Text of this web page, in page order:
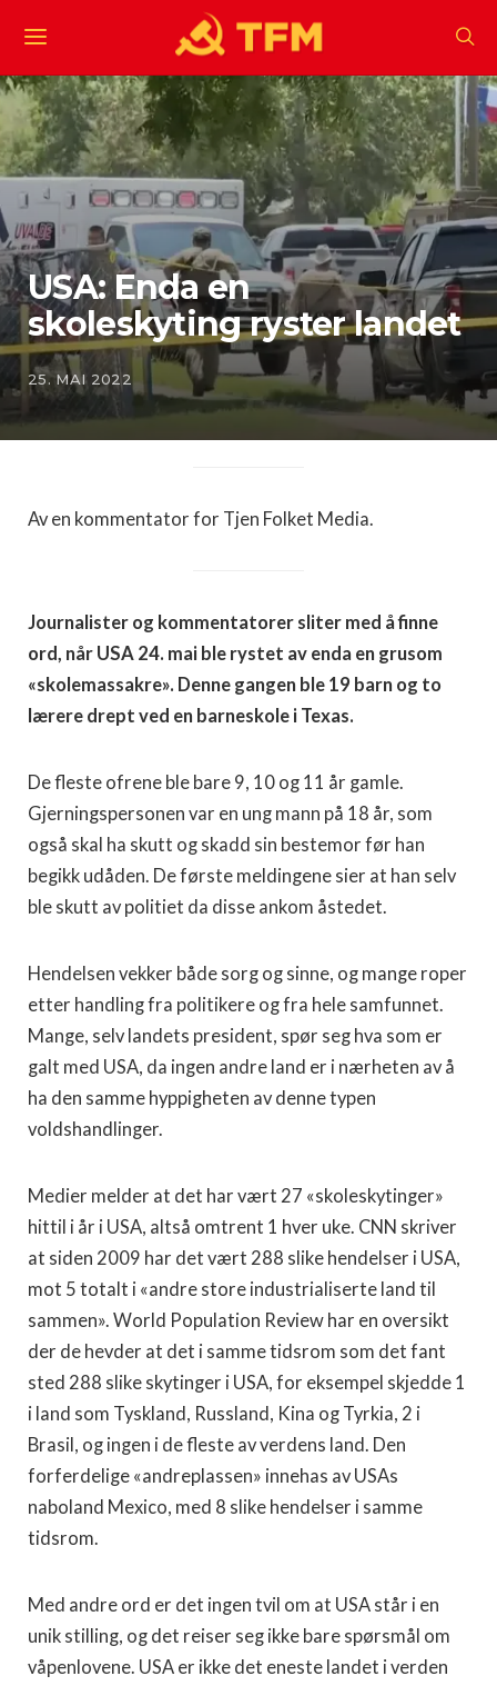
USA: Enda en
skoleskyting ryster landet
25. MAI 2022
Av en kommentator for Tjen Folket Media.
Journalister og kommentatorer sliter med å finne
ord, når USA 24. mai ble rystet av enda en grusom
«skolemassakre». Denne gangen ble 19 barn og to
lærere drept ved en barneskole i Texas.
De fleste ofrene ble bare 9, 10 og 11 år gamle.
Gjerningspersonen var en ung mann på 18 år, som
også skal ha skutt og skadd sin bestemor før han
begikk udåden. De første meldingene sier at han selv
ble skutt av politiet da disse ankom åstedet.
Hendelsen vekker både sorg og sinne, og mange roper
etter handling fra politikere og fra hele samfunnet.
Mange, selv landets president, spør seg hva som er
galt med USA, da ingen andre land er i nærheten av å
ha den samme hyppigheten av denne typen
voldshandlinger.
Medier melder at det har vært 27 «skoleskytinger»
hittil i år i USA, altså omtrent 1 hver uke. CNN skriver
at siden 2009 har det vært 288 slike hendelser i USA,
mot 5 totalt i «andre store industrialiserte land til
sammen». World Population Review har en oversikt
der de hevder at det i samme tidsrom som det fant
sted 288 slike skytinger i USA, for eksempel skjedde 1
i land som Tyskland, Russland, Kina og Tyrkia, 2 i
Brasil, og ingen i de fleste av verdens land. Den
forferdelige «andreplassen» innehas av USAs
naboland Mexico, med 8 slike hendelser i samme
tidsrom.
Med andre ord er det ingen tvil om at USA står i en
unik stilling, og det reiser seg ikke bare spørsmål om
våpenlovene. USA er ikke det eneste landet i verden